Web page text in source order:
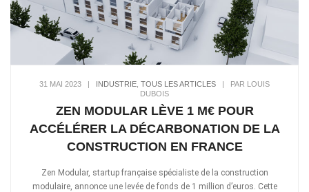
31 MAI 2023 | INDUSTRIE TOUS LES ARTICLES | PAR LOUIS
DUBOIS
ZEN MODULAR LÈVE 1 M€ POUR
ACCÉLÉRER LA DÉCARBONATION DE LA
CONSTRUCTION EN FRANCE
Zen Modular, startup française spécialiste de la construction
modulaire, annonce une levée de fonds de 1 million d’euros. Cette